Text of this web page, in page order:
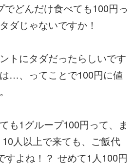
でどんだけ食べても100円っ
ダじゃないですか！
トにタダだったらしいです
…、ってことで100円に値
も1グループ100円って、ま
人以上で来ても、ご飯代
すよね！？ せめて1人100円